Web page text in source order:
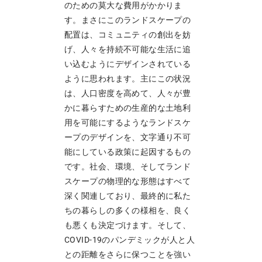
のための莫大な費用がかかりま
す。まさにこのランドスケープの
配置は、コミュニティの創出を妨
げ、人々を持続不可能な生活に追
い込むようにデザインされている
ように思われます。主にこの状況
は、人口密度を高めて、人々が豊
かに暮らすための生産的な土地利
用を可能にするようなランドスケ
ープのデザインを、文字通り不可
能にしている政策に起因するもの
です。社会、環境、そしてランド
スケープの物理的な形態はすべて
深く関連しており、最終的に私た
ちの暮らしの多くの様相を、良く
も悪くも決定づけます。そして、
COVID-19のパンデミックが人と人
との距離をさらに保つことを強い